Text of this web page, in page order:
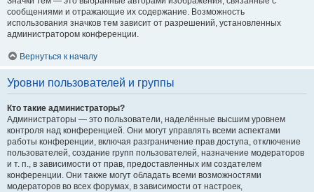
сообщениями и отражающие их содержание. Возможность
использования значков тем зависит от разрешений, установленных
администратором конференции.
Вернуться к началу
Уровни пользователей и группы
Кто такие администраторы?
Администраторы — это пользователи, наделённые высшим уровнем
контроля над конференцией. Они могут управлять всеми аспектами
работы конференции, включая разграничение прав доступа, отключение
пользователей, создание групп пользователей, назначение модераторов
и т. п., в зависимости от прав, предоставленных им создателем
конференции. Они также могут обладать всеми возможностями
модераторов во всех форумах, в зависимости от настроек,